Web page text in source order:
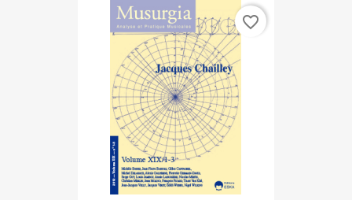
favorite_border